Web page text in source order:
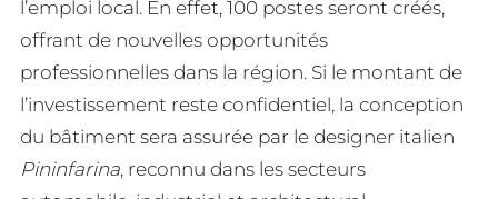
l’emploi local. En effet, 100 postes seront créés,
offrant de nouvelles opportunités
professionnelles dans la région. Si le montant de
l’investissement reste confidentiel, la conception
du bâtiment sera assurée par le designer italien
Pininfarina, reconnu dans les secteurs